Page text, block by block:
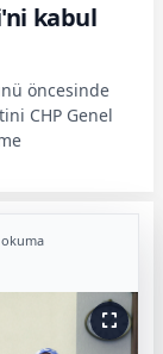
kabul
öncesinde
CHP Genel
okuma